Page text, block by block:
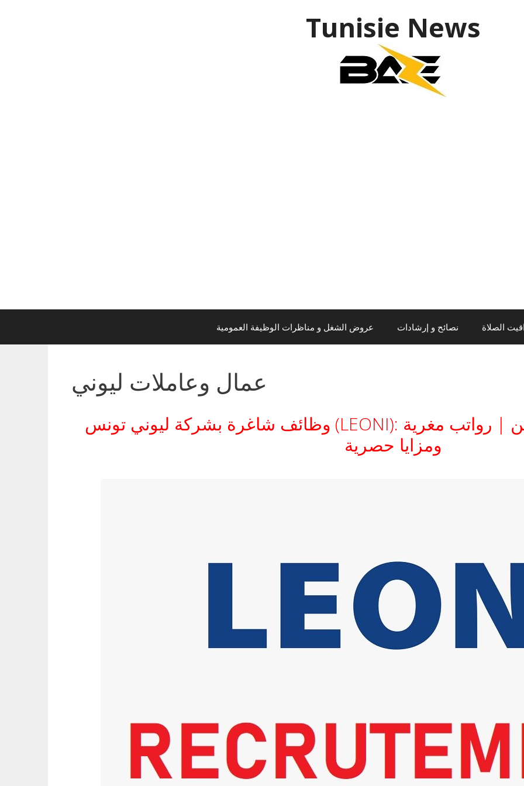
Tunisie News
عروض الشغل و مناظرات الوظيفة العمومية نصائح و إرشادات الصلاة
عمال وعاملات ليوني
وظائف شاغرة بشركة ليوني تونس (LEONI): عاملات، حراس ومساعدين | رواتب مغرية
ومزايا حصرية